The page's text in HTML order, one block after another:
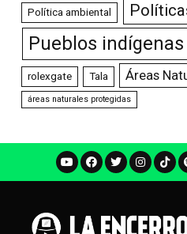
Política ambiental
Pueblos indígenas
rolexgate Tala Áreas
áreas naturales protegidas